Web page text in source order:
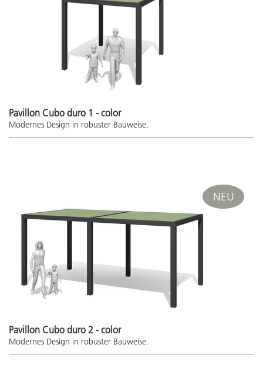
Pavillon Cubo duro 1 - color
Modernes Design in robuster Bauweise.
NEU
Pavillon Cubo duro 2 - color
Modernes Design in robuster Bauweise.